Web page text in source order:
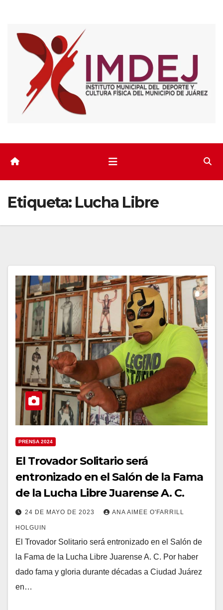
contenido
Etiqueta: Lucha Libre
PRENSA 2024
El Trovador Solitario será
entronizado en el Salón de la Fama
de la Lucha Libre Juarense A. C.
24 DE MAYO DE 2023 ANA AIMEE O'FARRILL
HOLGUIN
El Trovador Solitario será entronizado en el Salón de
la Fama de la Lucha Libre Juarense A. C. Por haber
dado fama y gloria durante décadas a Ciudad Juárez
en…